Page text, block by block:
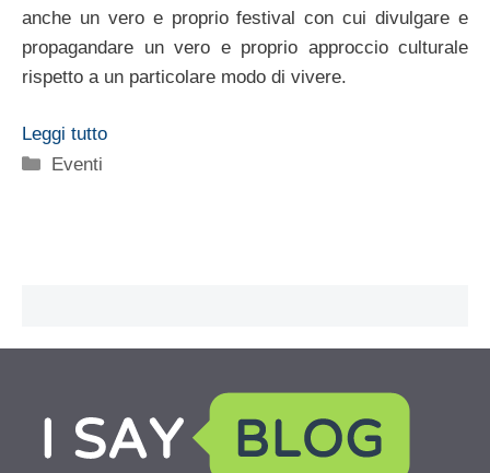
anche un vero e proprio festival con cui divulgare e
propagandare un vero e proprio approccio culturale
rispetto a un particolare modo di vivere.
Leggi tutto
Categorie
Eventi